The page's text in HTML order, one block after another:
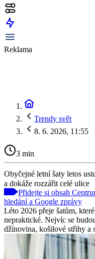
Reklama
Trendy svět
8. 6. 2026, 11:55
3 min
Obyčejné letní šaty letos
a dokáže rozzářit celé ulice
Přidejte si obsah
hledání a Google zprávy
Léto 2026 přeje šatům,
nepraktické. Nejvíc se
džínovina, košilové střihy a